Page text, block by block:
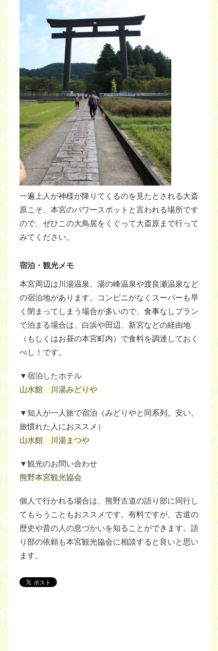
一遍上人が神様が降りてくるのを見たとされる大斎
原こそ、本宮のパワースポットと言われる場所です
ので、ぜひこの大鳥居をくぐって大斎原まで行って
みてください。
宿泊・観光メモ
本宮周辺は川湯温泉、湯の峰温泉や渡良瀬温泉など
の宿泊地があります。コンビニがなくスーパーも早
く閉まってしまう場合が多いので、食事なしプラン
で泊まる場合は、白浜や田辺、新宮などの経由地
（もしくはお昼の本宮町内）で食料を調達しておく
べし！です。
▼宿泊したホテル
山水館 川湯みどりや
▼知人が一人旅で宿泊（みどりやと同系列。安い。
旅慣れた人におススメ）
山水館 川湯まつや
▼観光のお問い合わせ
熊野本宮観光協会
個人で行かれる場合は、熊野古道の語り部に同行し
てもらうこともおススメです。有料ですが、古道の
歴史や昔の人の息づかいを知ることができます。語
り部の依頼も本宮観光協会に相談すると良いと思い
ます。